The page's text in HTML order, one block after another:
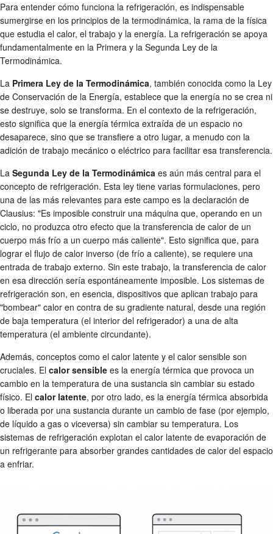
Para entender cómo funciona la refrigeración, es indispensable
sumergirse en los principios de la termodinámica, la rama de la física
que estudia el calor, el trabajo y la energía. La refrigeración se apoya
fundamentalmente en la Primera y la Segunda Ley de la
Termodinámica.
La Primera Ley de la Termodinámica, también conocida como la Ley
de Conservación de la Energía, establece que la energía no se crea ni
se destruye, solo se transforma. En el contexto de la refrigeración,
esto significa que la energía térmica extraída de un espacio no
desaparece, sino que se transfiere a otro lugar, a menudo con la
adición de trabajo mecánico o eléctrico para facilitar esa transferencia.
La Segunda Ley de la Termodinámica es aún más central para el
concepto de refrigeración. Esta ley tiene varias formulaciones, pero
una de las más relevantes para este campo es la declaración de
Clausius: "Es imposible construir una máquina que, operando en un
ciclo, no produzca otro efecto que la transferencia de calor de un
cuerpo más frío a un cuerpo más caliente". Esto significa que, para
lograr el flujo de calor inverso (de frío a caliente), se requiere una
entrada de trabajo externo. Sin este trabajo, la transferencia de calor
en esa dirección sería espontáneamente imposible. Los sistemas de
refrigeración son, en esencia, dispositivos que aplican trabajo para
"bombear" calor en contra de su gradiente natural, desde una región
de baja temperatura (el interior del refrigerador) a una de alta
temperatura (el ambiente circundante).
Además, conceptos como el calor latente y el calor sensible son
cruciales. El calor sensible es la energía térmica que provoca un
cambio en la temperatura de una sustancia sin cambiar su estado
físico. El calor latente, por otro lado, es la energía térmica absorbida
o liberada por una sustancia durante un cambio de fase (por ejemplo,
de líquido a gas o viceversa) sin cambiar su temperatura. Los
sistemas de refrigeración explotan el calor latente de evaporación de
un refrigerante para absorber grandes cantidades de calor del espacio
a enfriar.